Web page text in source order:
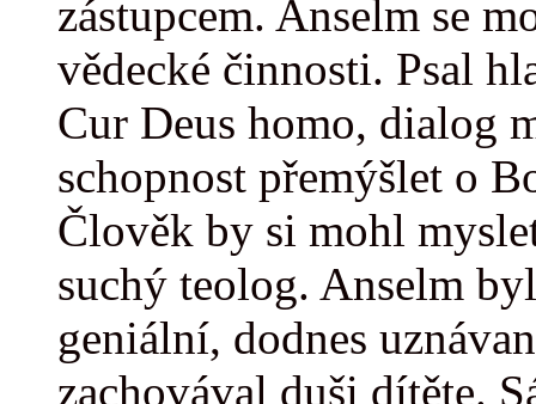
zástupcem. Anselm se
vědecké činnosti. Psal
Cur Deus homo, dialog
schopnost přemýšlet o
Člověk by si mohl
suchý teolog. Anselm
geniální, dodnes
zachovával duši dítěte.